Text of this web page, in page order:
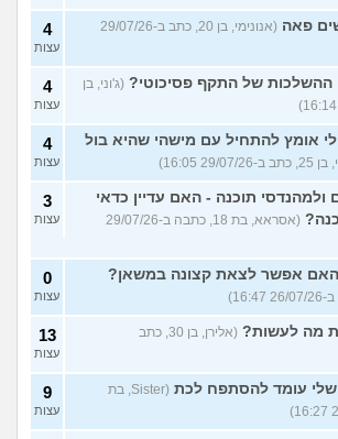
פאה
(אנונימי, בן 20, כתב ב-29/07/26
4
עצות
ההשלכות של התקף פסיכוטי? (ג'וני, בן
4
עצות
אומץ להתחיל עם מישהי שהיא בול
26 16:05)
4
עצות
תוכנה - האם עדיין כדאי
(אסראא, בת 18, כתבה ב-29/07/26
3
עצות
האם אפשר לצאת קצונה במשאן? 0
עצות
מה לעשות?
(אלירן, בן 30, כתב
13
עצות
עומד להסתפח לכת
(Sister, בת
9
עצות